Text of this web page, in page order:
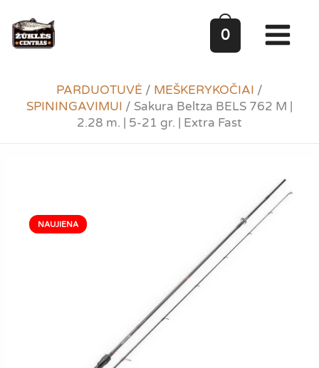
prie
turinio
0
PARDUOTUVĖ / MEŠKERYKOČIAI /
SPININGAVIMUI / Sakura Beltza BELS 762 M |
2.28 m. | 5-21 gr. | Extra Fast
NAUJIENA